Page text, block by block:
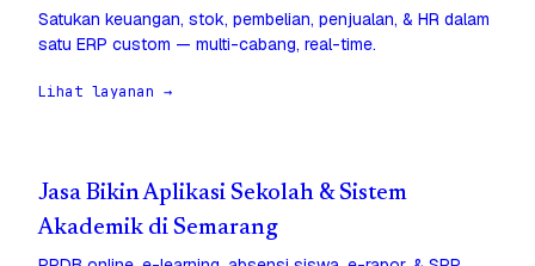
Satukan keuangan, stok, pembelian, penjualan, & HR dalam
satu ERP custom — multi-cabang, real-time.
Lihat layanan →
Jasa Bikin Aplikasi Sekolah & Sistem
Akademik di Semarang